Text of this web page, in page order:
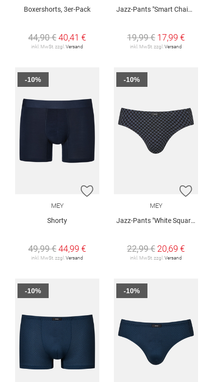
Boxershorts, 3er-Pack
44,90 €40,41 €
inkl. MwSt. zzgl. Versand
Jazz-Pants "Smart Chains"
19,99 € 17,99 €
inkl. MwSt. zzgl. Versand
ZUR WUNSCHLISTE HINZUFÜGEN
MEY
Shorty
49,99 €44,99 €
inkl. MwSt. zzgl. Versand
-10%
ZUR
MEY
Jazz-Pants "White Squares"
22,99 € 20,69 €
inkl. MwSt. zzgl. Versand
-10%
-10% -10%